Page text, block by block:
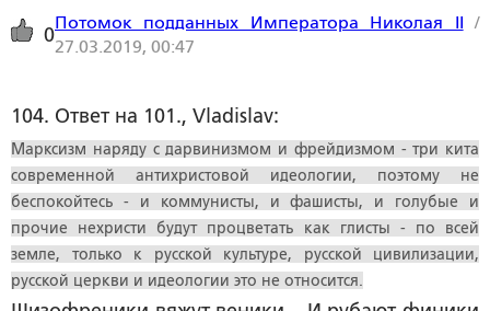
0
Потомок подданных Императора Николая II /
27.03.2019, 00:47
104. Ответ на 101., Vladislav:
Марксизм наряду с дарвинизмом и фрейдизмом - три кита
современной антихристовой идеологии, поэтому не
беспокойтесь - и коммунисты, и фашисты, и голубые и
прочие нехристи будут процветать как глисты - по всей
земле, только к русской культуре, русской цивилизации,
русской церкви и идеологии это не относится.